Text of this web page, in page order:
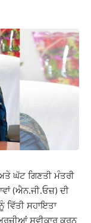
ਘੱਟ ਗਿਣਤੀ ਮੰਤਰੀ
(ਐਨ.ਜੀ.ਓਜ਼) ਦੀ
ਵਿੱਤੀ ਸਹਾਇਤਾ
ਸਵੀਕਾਰ ਕਰਨ